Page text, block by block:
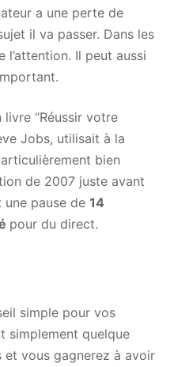
a une perte de
il va passer. Dans les
l’attention. Il peut aussi
livre “Réussir votre
Jobs, utilisait à la
bien
de 2007 juste avant
une pause de 14
pour du direct.
simple pour vos
simplement quelque
et vous gagnerez à avoir